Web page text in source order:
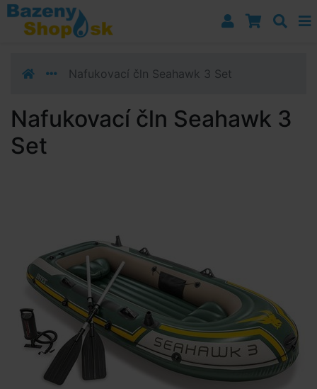
Prejsť k navigácii
Prejsť na obsah
Prejsť k bočnému stĺpci
Nafukovací čln Seahawk 3 Set
Nafukovací čln Seahawk 3
Set